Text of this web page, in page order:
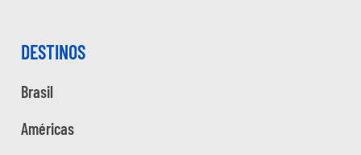
DESTINOS
Brasil
Américas